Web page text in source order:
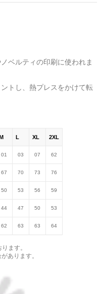
ベルティの印刷に使われま
トし、熱プレスをかけて転
L XL 2XL
01 03 07 62
67 70 73 76
50 53 56 59
44 47 50 53
62 63 63 64
ます。
あります。